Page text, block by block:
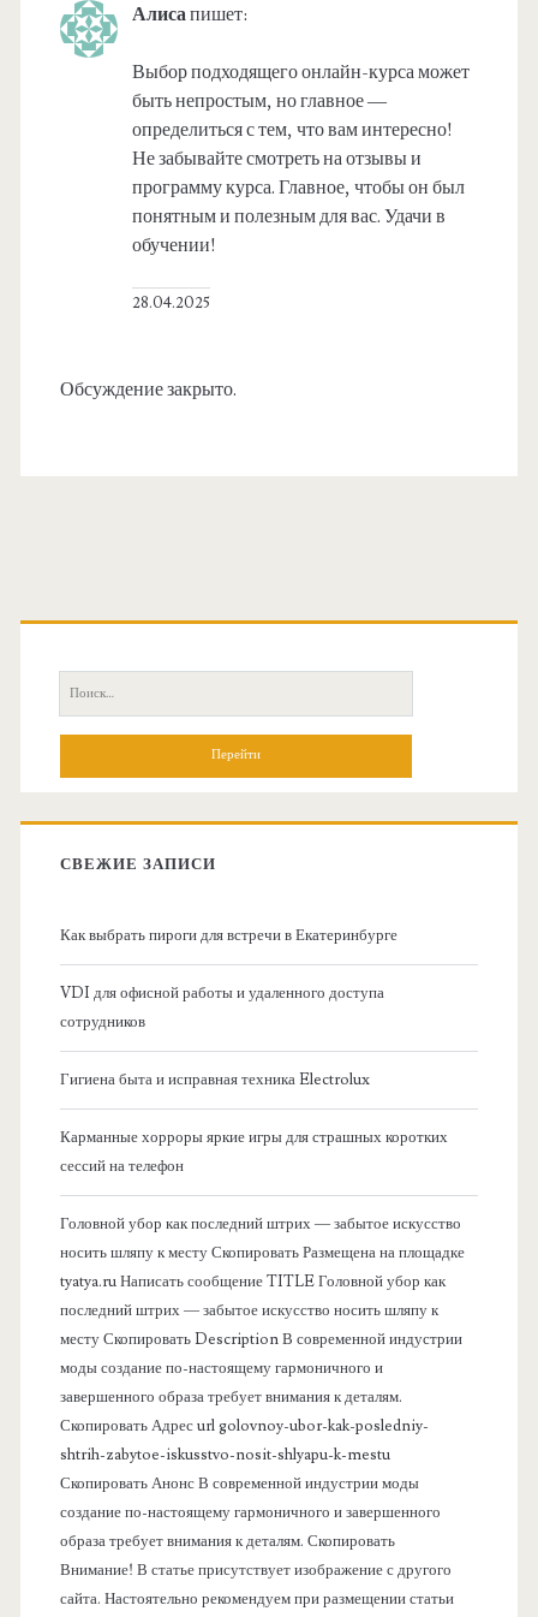
Алисапишет:
Выбор подходящего онлайн-курса может
быть непростым, но главное —
определиться с тем, что вам интересно!
Не забывайте смотреть на отзывы и
программу курса. Главное, чтобы он был
понятным и полезным для вас. Удачи в
обучении!
28.04.2025
Обсуждение закрыто.
О
П
о
:
СВЕЖИЕ ЗАПИСИ
Как выбрать пироги для встречи в Екатеринбурге
VDI для офисной работы и удаленного доступа
сотрудников
Гигиена быта и исправная техника Electrolux
Карманные хорроры яркие игры для страшных коротких
сессий на телефон
Головной убор как последний штрих — забытое искусство
носить шляпу к месту Скопировать Размещена на площадке
tyatya.ru Написать сообщение TITLE Головной убор как
последний штрих — забытое искусство носить шляпу к
месту Скопировать Description В современной индустрии
моды создание по-настоящему гармоничного и
завершенного образа требует внимания к деталям.
Скопировать Адрес url golovnoy-ubor-kak-posledniy-
shtrih-zabytoe-iskusstvo-nosit-shlyapu-k-mestu
Скопировать Анонс В современной индустрии моды
создание по-настоящему гармоничного и завершенного
образа требует внимания к деталям. Скопировать
Внимание! В статье присутствует изображение с другого
сайта. Настоятельно рекомендуем при размещении статьи